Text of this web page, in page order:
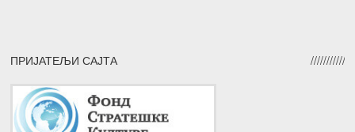
ПРИЈАТЕЉИ САЈТА